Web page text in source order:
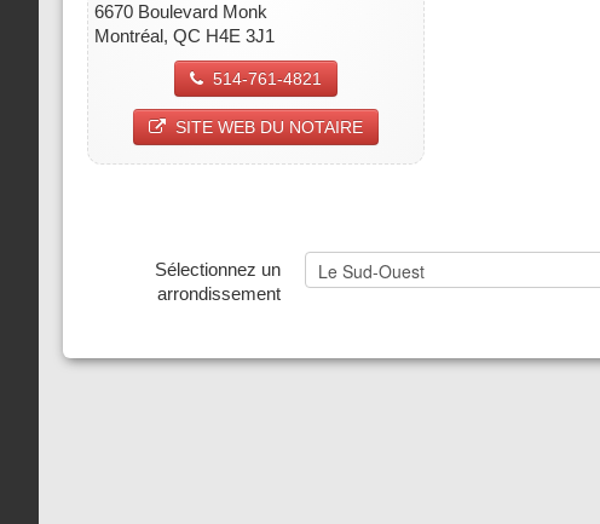
6670 Boulevard Monk
Montréal, QC H4E 3J1
514-761-4821
SITE WEB DU NOTAIRE
Sélectionnez un
arrondissement